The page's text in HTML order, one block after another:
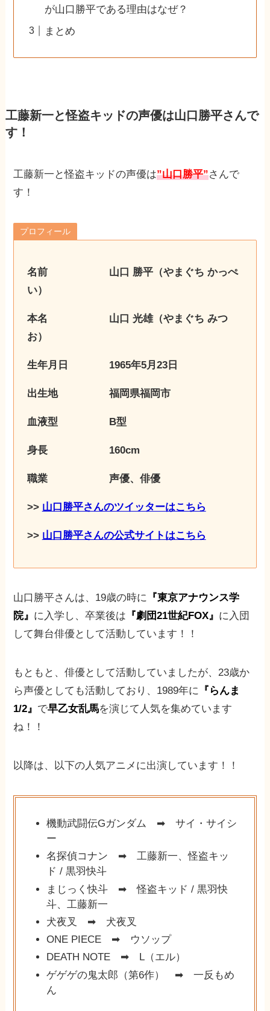
が山口勝平である理由はなぜ？
まとめ
工藤新一と怪盗キッドの声優は山口勝平さんで
す！
工藤新一と怪盗キッドの声優は”山口勝平”さんで
す！
プロフィール
名前 山口 勝平（やまぐち かっぺ
い）
本名 山口 光雄（やまぐち みつ
お）
生年月日 1965年5月23日
出生地 福岡県福岡市
血液型 B型
身長 160cm
職業 声優、俳優
>> 山口勝平さんのツイッターはこちら
>> 山口勝平さんの公式サイトはこちら
山口勝平さんは、19歳の時に 『東京アナウンス学
院』 に入学し、卒業後は 『劇団21世紀FOX』 に入団
して舞台俳優として活動しています！！
もともと、俳優として活動していましたが、23歳か
ら声優としても活動しており、1989年に 『らんま
1/2』 で早乙女乱馬を演じて人気を集めています
ね！！
以降は、以下の人気アニメに出演しています！！
機動武闘伝Gガンダム ➡︎ サイ・サイシ
ー
名探偵コナン ➡︎ 工藤新一、怪盗キッ
ド / 黒羽快斗
まじっく快斗 ➡︎ 怪盗キッド / 黒羽快
斗、工藤新一
犬夜叉 ➡︎ 犬夜叉
ONE PIECE ➡︎ ウソップ
DEATH NOTE ➡︎ L（エル）
ゲゲゲの鬼太郎（第6作） ➡︎ 一反もめ
ん